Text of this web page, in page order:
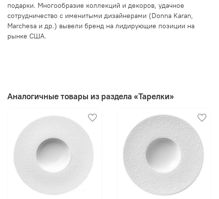
подарки. Многообразие коллекций и декоров, удачное
сотрудничество с именитыми дизайнерами (Donna Karan,
Marchesa и др.) вывели бренд на лидирующие позиции на
рынке США.
Аналогичные товары из раздела «Тарелки»